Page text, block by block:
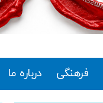
فرهنگی درباره ما